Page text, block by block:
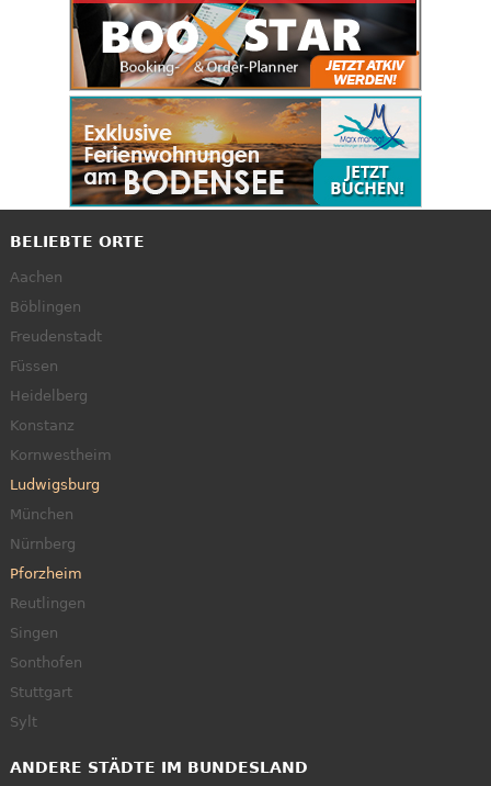
BELIEBTE ORTE
Aachen
Böblingen
Freudenstadt
Füssen
Heidelberg
Konstanz
Kornwestheim
Ludwigsburg
München
Nürnberg
Pforzheim
Reutlingen
Singen
Sonthofen
Stuttgart
Sylt
ANDERE STÄDTE IM BUNDESLAND